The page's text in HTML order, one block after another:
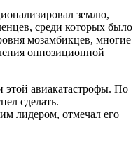
землю,
среди которых было
мозамбикцев, многие
оппозиционной
этой авиакатастрофы. По
сделать.
лидером, отмечал его